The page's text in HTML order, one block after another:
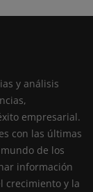
y análisis
empresarial.
con las últimas
de los
información
crecimiento y la